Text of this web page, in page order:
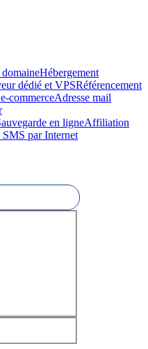
Hébergement
dédié et VPSRéférencement
commerceAdresse mail
en ligneAffiliation
par Internet